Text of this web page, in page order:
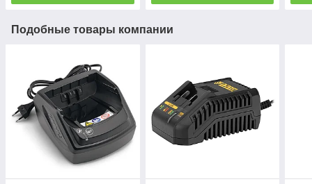
Подобные товары компании